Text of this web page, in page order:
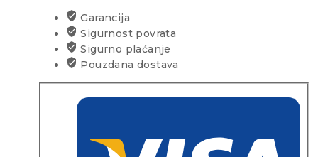
Garancija
Sigurnost povrata
Sigurno plaćanje
Pouzdana dostava